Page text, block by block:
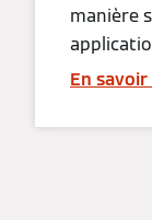
manière
En